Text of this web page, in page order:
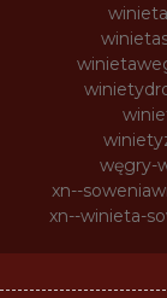
węgry-
xn--
xn--winieta-